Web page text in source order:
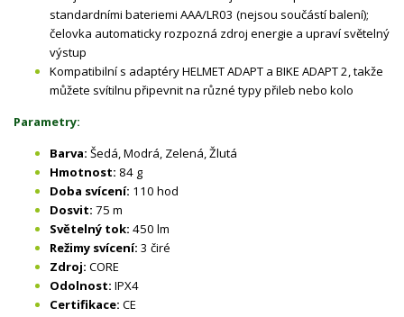
standardními bateriemi AAA/LR03 (nejsou součástí balení);
čelovka automaticky rozpozná zdroj energie a upraví světelný
výstup
Kompatibilní s adaptéry HELMET ADAPT a BIKE ADAPT 2, takže
můžete svítilnu připevnit na různé typy přileb nebo kolo
Parametry:
Barva: Šedá, Modrá, Zelená, Žlutá
Hmotnost: 84 g
Doba svícení: 110 hod
Dosvit: 75 m
Světelný tok: 450 lm
Režimy svícení: 3 čiré
Zdroj: CORE
Odolnost: IPX4
Certifikace: CE